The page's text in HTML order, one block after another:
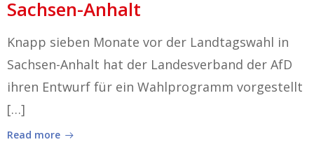
Sachsen-Anhalt
Knapp sieben Monate vor der Landtagswahl in
Sachsen-Anhalt hat der Landesverband der AfD
ihren Entwurf für ein Wahlprogramm vorgestellt
[…]
Read more